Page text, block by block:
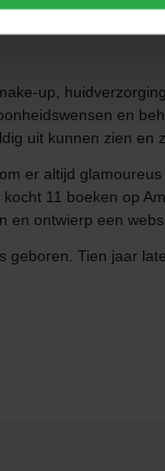
up,
en
uit kunnen zien en
er altijd
11 boeken op
en ontwierp een
Tien jaar